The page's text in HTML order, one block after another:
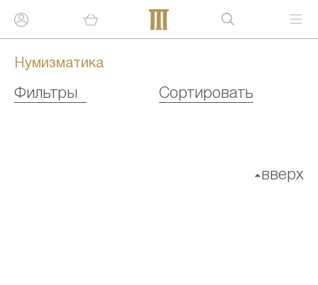
Нумизматика
Фильтры Сортировать
вверх